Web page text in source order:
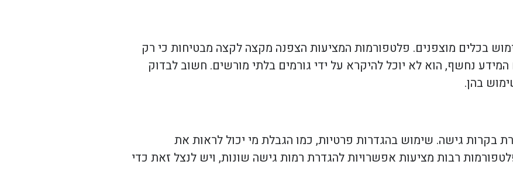
בכלים מוצפנים. פלטפורמות המציעות הצפנה מקצה לקצה מבטיחות כי רק
נחשף, הוא לא יוכל להיקרא על ידי גורמים בלתי מורשים. חשוב לבדוק
בהן.
בקרות גישה. שימוש בהגדרות פרטיות, כמו הגבלת מי יכול לראות את
רבות מציעות אפשרויות להגדרת רמות גישה שונות, ויש לנצל זאת כדי